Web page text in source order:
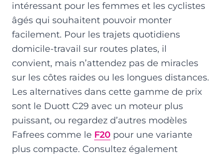
intéressant pour les femmes et les cyclistes
âgés qui souhaitent pouvoir monter
facilement. Pour les trajets quotidiens
domicile-travail sur routes plates, il
convient, mais n’attendez pas de miracles
sur les côtes raides ou les longues distances.
Les alternatives dans cette gamme de prix
sont le Duott C29 avec un moteur plus
puissant, ou regardez d’autres modèles
Fafrees comme le F20 pour une variante
plus compacte. Consultez également